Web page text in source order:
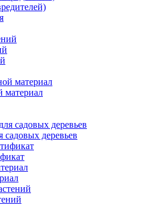
материал
садовых деревьев